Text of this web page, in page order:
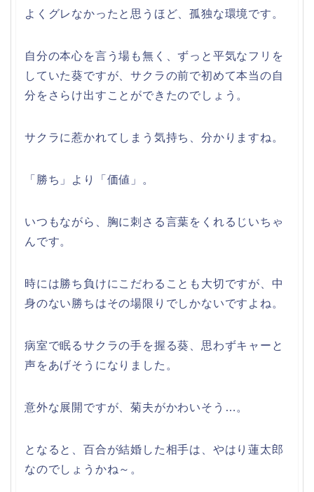
よくグレなかったと思うほど、孤独な環境です。
自分の本心を言う場も無く、ずっと平気なフリを
していた葵ですが、サクラの前で初めて本当の自
分をさらけ出すことができたのでしょう。
サクラに惹かれてしまう気持ち、分かりますね。
「勝ち」より「価値」。
いつもながら、胸に刺さる言葉をくれるじいちゃ
んです。
時には勝ち負けにこだわることも大切ですが、中
身のない勝ちはその場限りでしかないですよね。
病室で眠るサクラの手を握る葵、思わずキャーと
声をあげそうになりました。
意外な展開ですが、菊夫がかわいそう…。
となると、百合が結婚した相手は、やはり蓮太郎
なのでしょうかね～。